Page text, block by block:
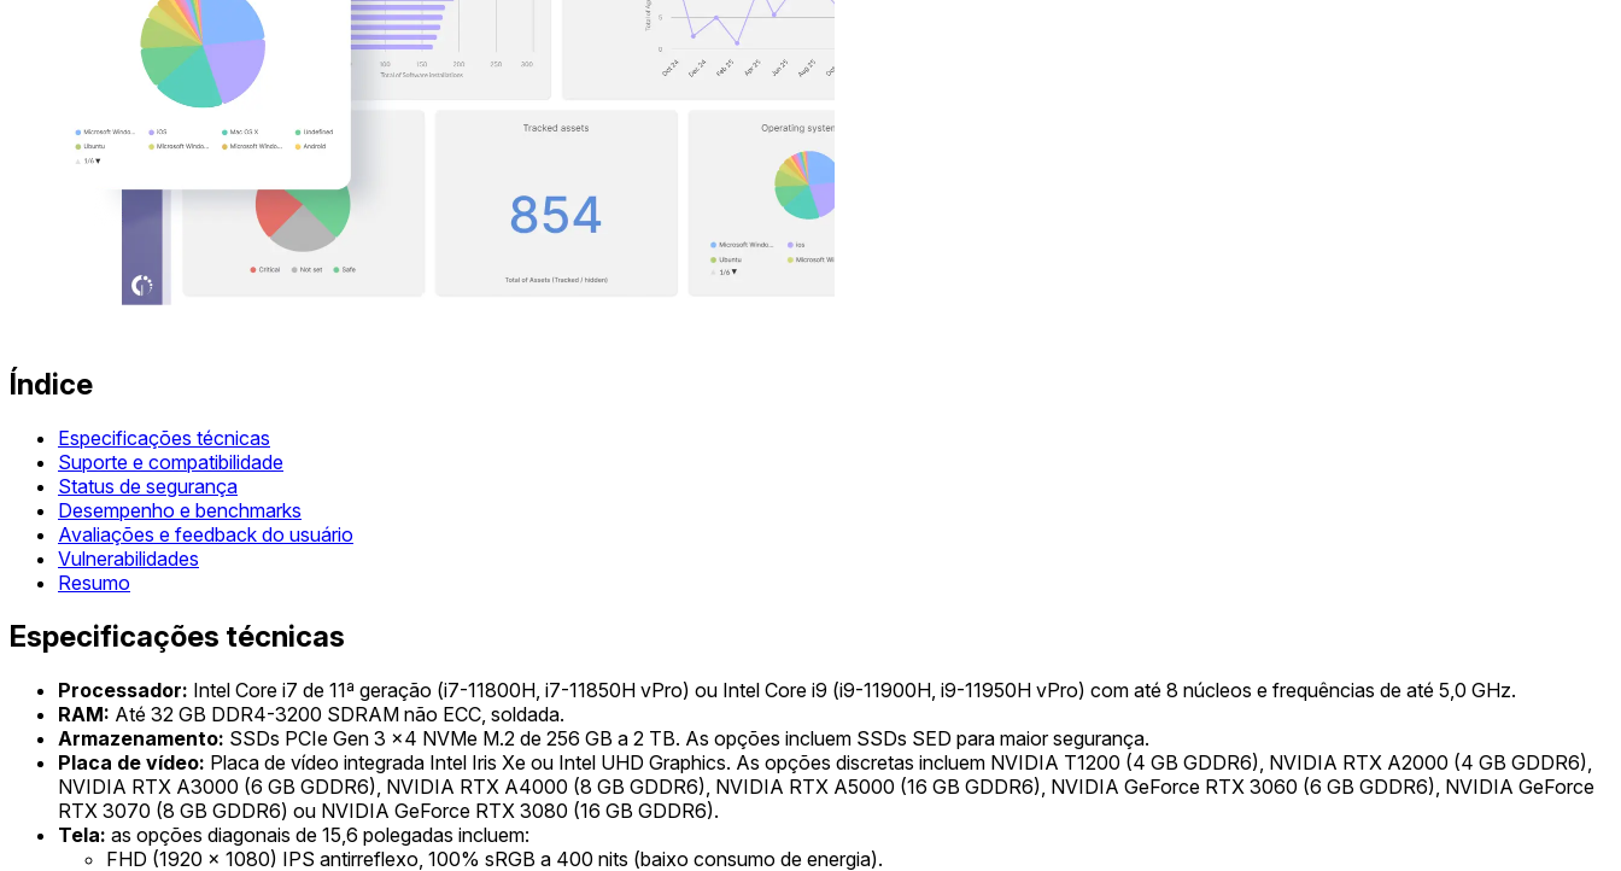
Índice
Especificações técnicas
Suporte e compatibilidade
Status de segurança
Desempenho e benchmarks
Avaliações e feedback do usuário
Vulnerabilidades
Resumo
Especificações técnicas
Processador: Intel Core i7 de 11ª geração (i7-11800H, i7-11850H vPro) ou Intel Core i9 (i9-11900H, i9-11950H vPro) com até 8 núcleos e frequências de até 5,0 GHz.
RAM: Até 32 GB DDR4-3200 SDRAM não ECC, soldada.
Armazenamento: SSDs PCIe Gen 3 x4 NVMe M.2 de 256 GB a 2 TB. As opções incluem SSDs SED para maior segurança.
Placa de vídeo: Placa de vídeo integrada Intel Iris Xe ou Intel UHD Graphics. As opções discretas incluem NVIDIA T1200 (4 GB GDDR6), NVIDIA RTX A2000 (4 GB GDDR6),
NVIDIA RTX A3000 (6 GB GDDR6), NVIDIA RTX A4000 (8 GB GDDR6), NVIDIA RTX A5000 (16 GB GDDR6), NVIDIA GeForce RTX 3060 (6 GB GDDR6), NVIDIA GeForce
RTX 3070 (8 GB GDDR6) ou NVIDIA GeForce RTX 3080 (16 GB GDDR6).
Tela: as opções diagonais de 15,6 polegadas incluem:
FHD (1920 x 1080) IPS antirreflexo, 100% sRGB a 400 nits (baixo consumo de energia).